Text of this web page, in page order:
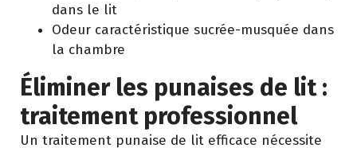
dans le lit
Odeur caractéristique sucrée-musquée dans
la chambre
Éliminer les punaises de lit :
traitement professionnel
Un traitement punaise de lit efficace nécessite